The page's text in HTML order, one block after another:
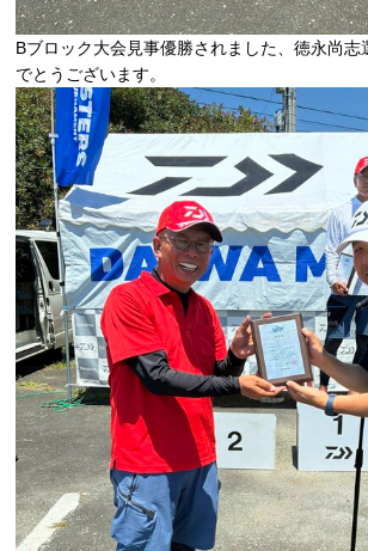
Bブロック大会見事優勝されました、徳永尚志
でとうございます。